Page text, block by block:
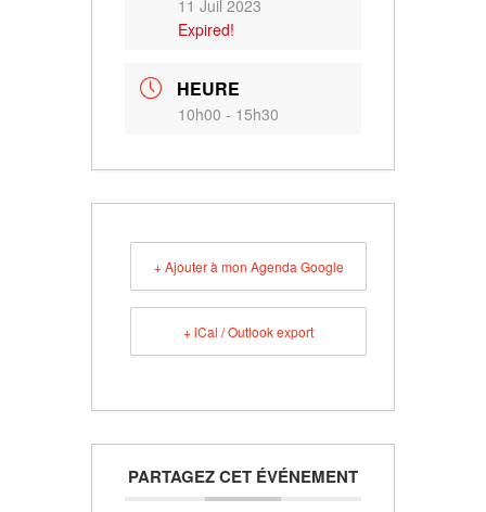
11 Juil 2023
Expired!
HEURE
10h00 - 15h30
+ Ajouter à mon Agenda Google
+ iCal / Outlook export
PARTAGEZ CET ÉVÉNEMENT